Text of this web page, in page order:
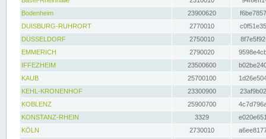
Bodenheim
23900620
DUISBURG-RUHRORT
2770010
DÜSSELDORF
2750010
EMMERICH
2790020
IFFEZHEIM
23500600
KAUB
25700100
KEHL-KRONENHOF
23300900
KOBLENZ
25900700
KONSTANZ-RHEIN
3329
KÖLN
2730010